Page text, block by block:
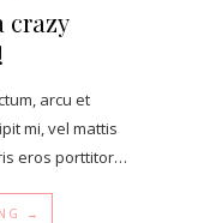
crazy
arcu et
mi, vel mattis
eros porttitor…
→